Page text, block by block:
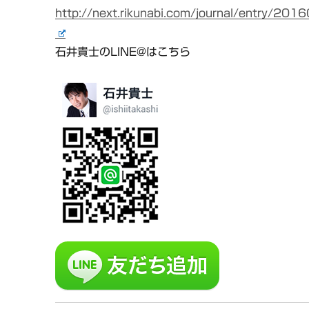
http://next.rikunabi.com/journal/entry/
石井貴士のLINE@はこちら